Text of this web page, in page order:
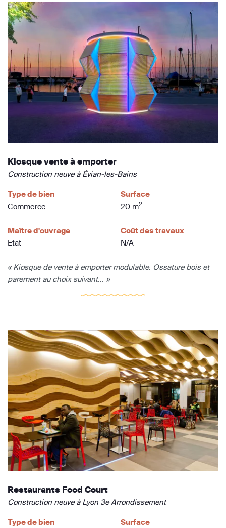
Kiosque vente à emporter
Construction neuve à Évian-les-Bains
Type de bien
Commerce
Surface
20 m2
Maître d'ouvrage
Etat
Coût des travaux
N/A
« Kiosque de vente à emporter modulable. Ossature bois et
parement au choix suivant... »
Restaurants Food Court
Construction neuve à Lyon 3e Arrondissement
Type de bien
Surface